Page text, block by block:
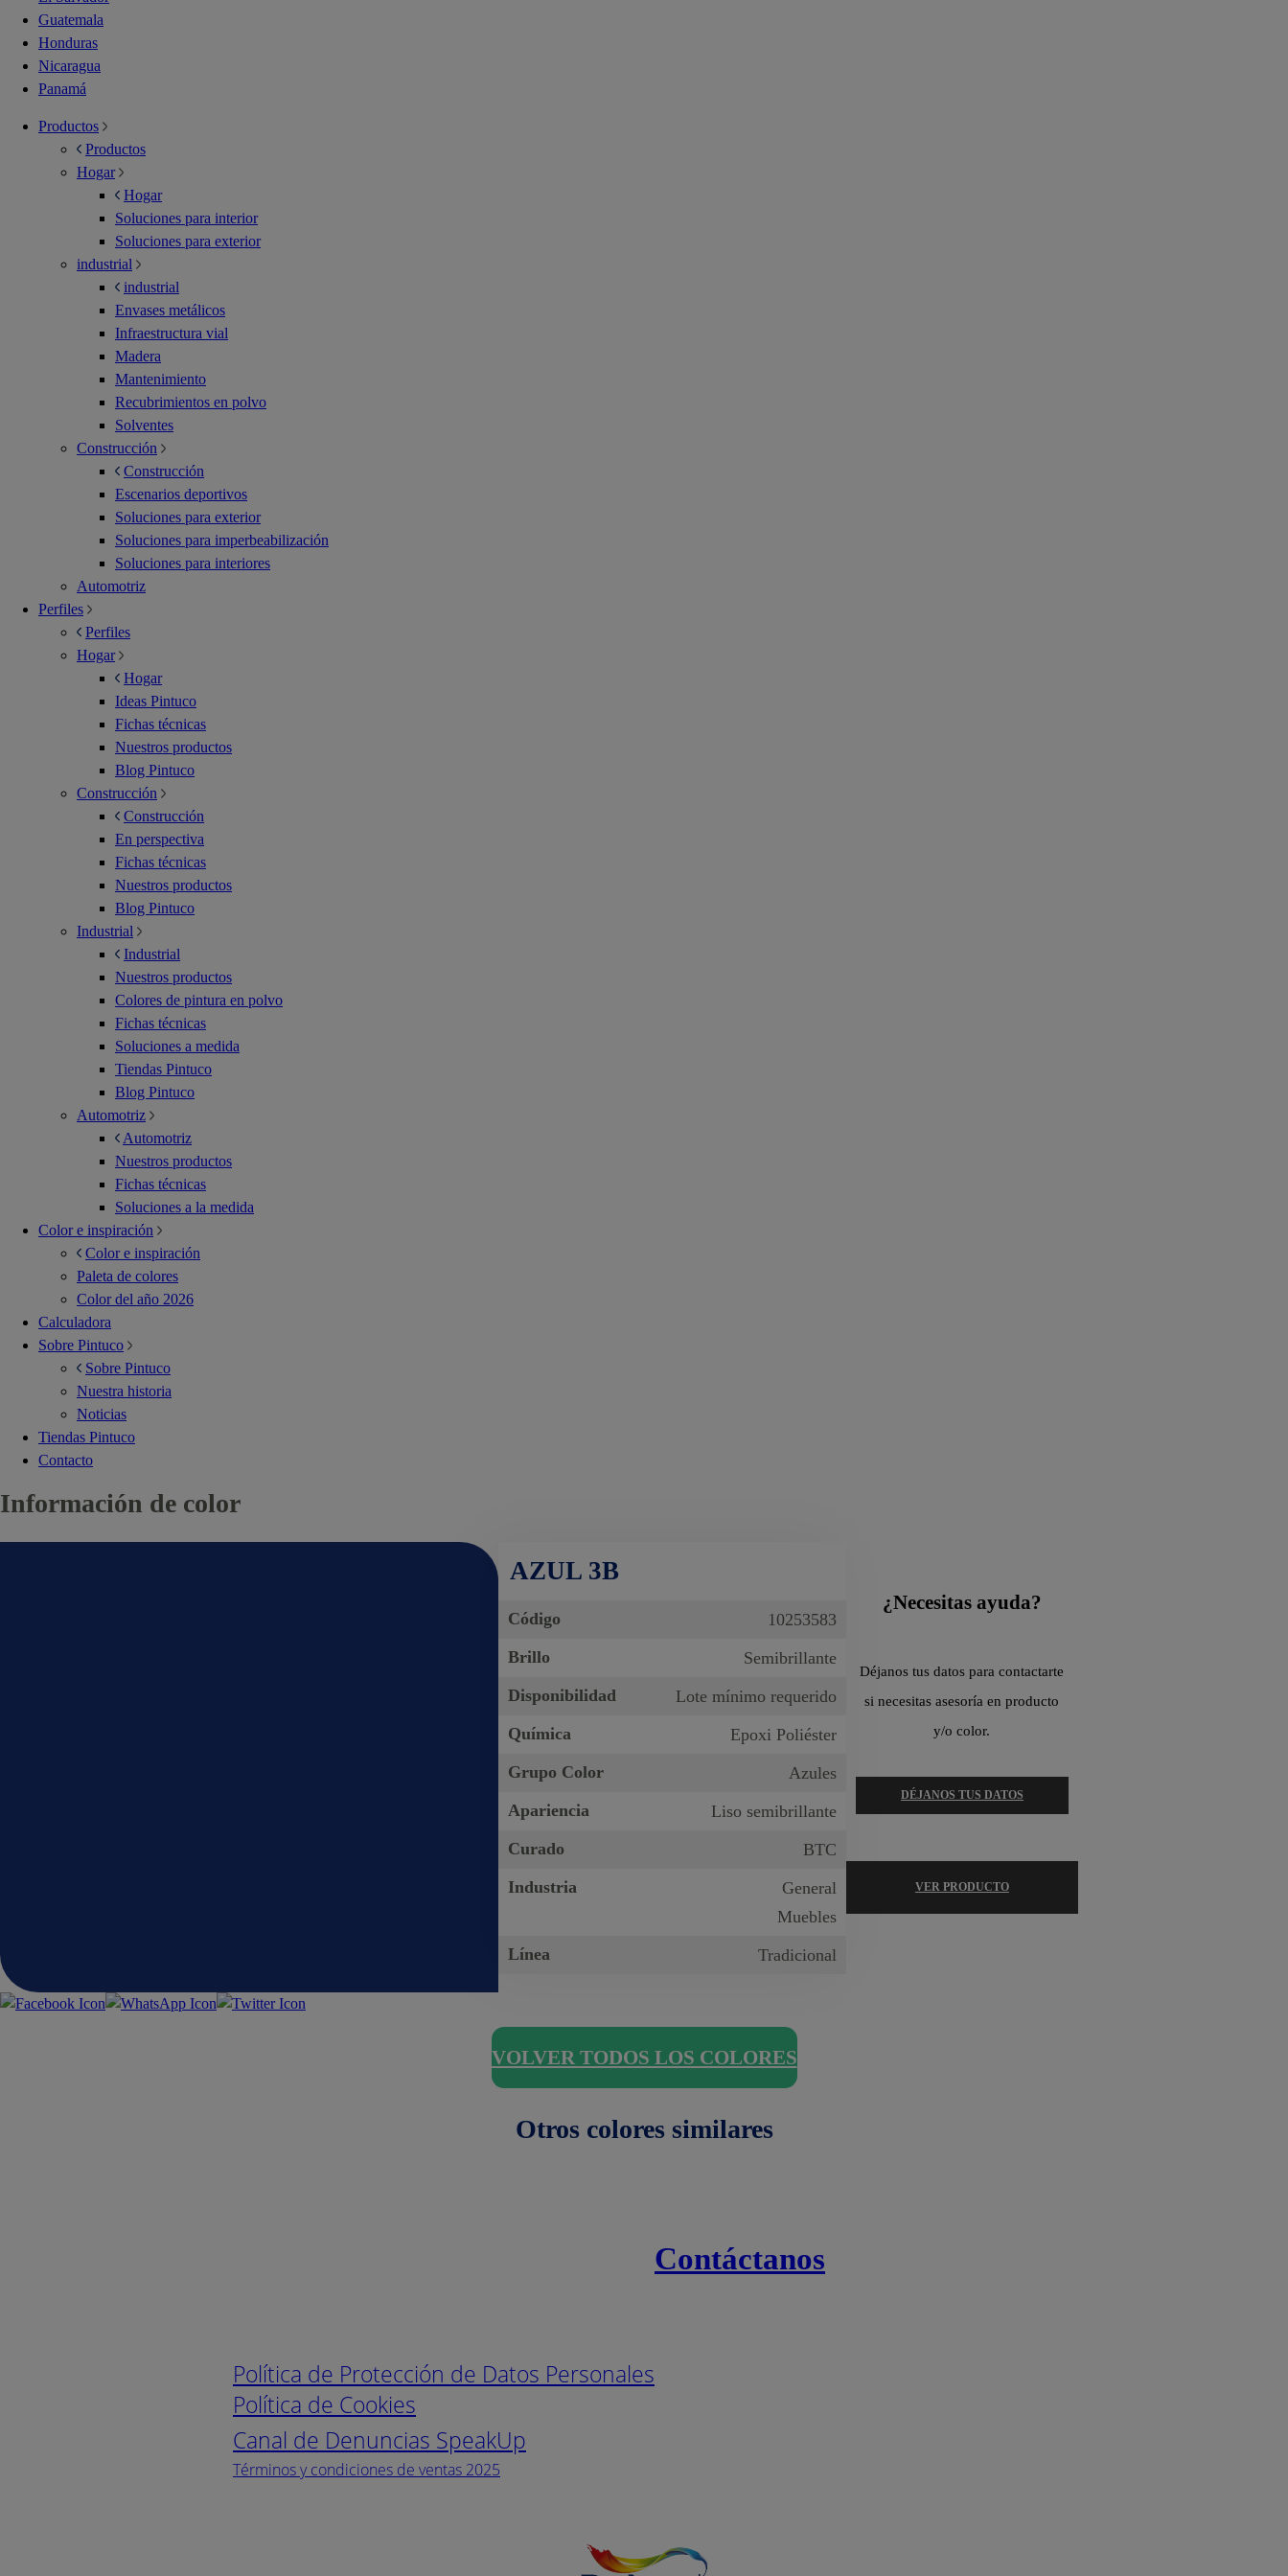
Guatemala
Honduras
Nicaragua
Panamá
Productos
Productos
Hogar
Hogar
Soluciones para interior
Soluciones para exterior
industrial
industrial
Envases metálicos
Infraestructura vial
Madera
Mantenimiento
Recubrimientos en polvo
Solventes
Construcción
Construcción
Escenarios deportivos
Soluciones para exterior
Soluciones para imperbeabilización
Soluciones para interiores
Automotriz
Perfiles
Perfiles
Hogar
Hogar
Ideas Pintuco
Fichas técnicas
Nuestros productos
Blog Pintuco
Construcción
Construcción
En perspectiva
Fichas técnicas
Nuestros productos
Blog Pintuco
Industrial
Industrial
Nuestros productos
Colores de pintura en polvo
Fichas técnicas
Soluciones a medida
Tiendas Pintuco
Blog Pintuco
Automotriz
Automotriz
Nuestros productos
Fichas técnicas
Soluciones a la medida
Color e inspiración
Color e inspiración
Paleta de colores
Color del año 2026
Calculadora
Sobre Pintuco
Sobre Pintuco
Nuestra historia
Noticias
Tiendas Pintuco
Contacto
Información de color
AZUL 3B
Código
10253583
Brillo
Semibrillante
Disponibilidad
Lote mínimo requerido
Química
Epoxi Poliéster
Grupo Color
Azules
Apariencia
Liso semibrillante
Curado
BTC
Industria
General
Muebles
Línea
Tradicional
¿Necesitas ayuda?
Déjanos tus datos para contactarte
si necesitas asesoría en producto
y/o color.
DÉJANOS TUS DATOS
VER PRODUCTO
VOLVER TODOS LOS COLORES
Otros colores similares
Política de Protección de Datos Personales
Política de Cookies
Canal de Denuncias SpeakUp
Términos y condiciones de ventas 2025
Contáctanos